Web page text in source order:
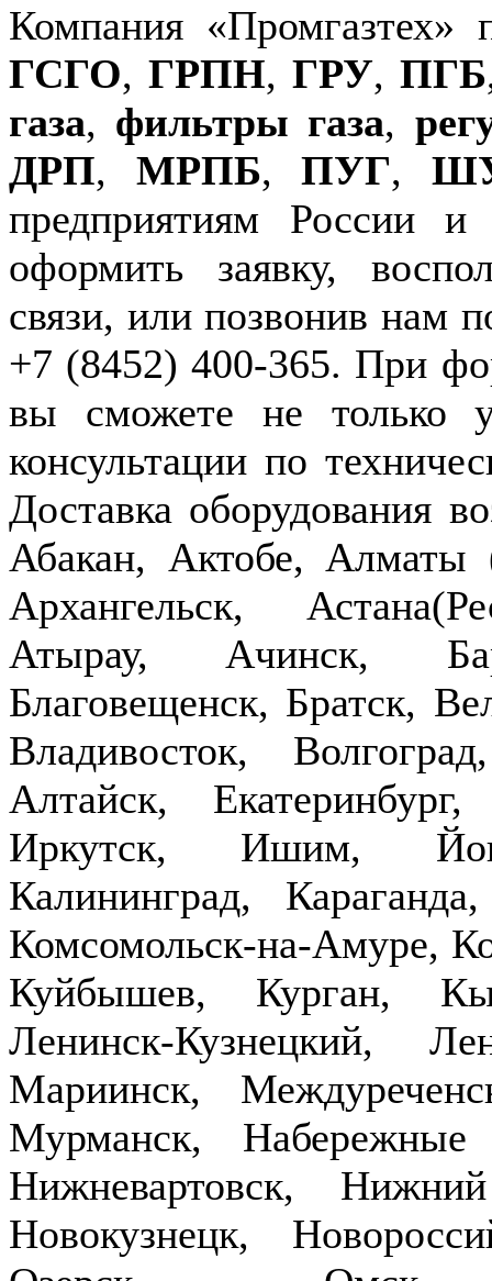
Компания «Промгазтех»
ГСГО, ГРПН, ГРУ, ПГБ
газа, фильтры газа,
ДРП, МРПБ,ПУГ,
предприятиям России
оформить заявку,
связи, или позвонив нам
+7 (8452) 400-365. При
вы сможете не только
консультации по
Доставка оборудования
Абакан, Актобе,
Архангельск,
Атырау, Ачинск,
Благовещенск, Братск,
Владивосток,
Алтайск,
Иркутск, Ишим,
Калининград,
Комсомольск-на-Амуре,
Куйбышев, Курган,
Ленинск-Кузнецкий,
Мариинск,
Мурманск,
Нижневартовск,
Новокузнецк,